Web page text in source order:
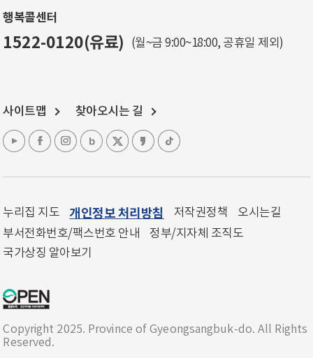
행복콜센터
1522-0120(유료) (월~금 9:00~18:00, 공휴일 제외)
사이트맵 찾아오시는 길
누리집 지도 개인정보 처리방침 저작권정책
오시는길
부서전화번호/팩스번호 안내
정부/지자체 조직도
국가상징 알아보기
Copyright 2025. Province of Gyeongsangbuk-do. All Rights
Reserved.